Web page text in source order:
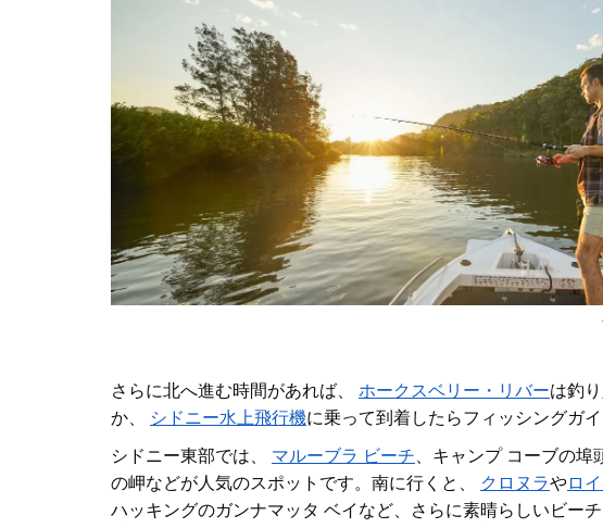
さらに北へ進む時間があれば、 ホークスベリー・リバーは釣
か、
シドニー水上飛行機に乗って到着したらフィッシングガイ
シドニー東部では、 マルーブラ ビーチ、キャンプ コーブの埠
の岬などが人気のスポットです。南に行くと、
クロヌラやロ
ハッキングのガンナマッタ ベイなど、さらに素晴らしいビー